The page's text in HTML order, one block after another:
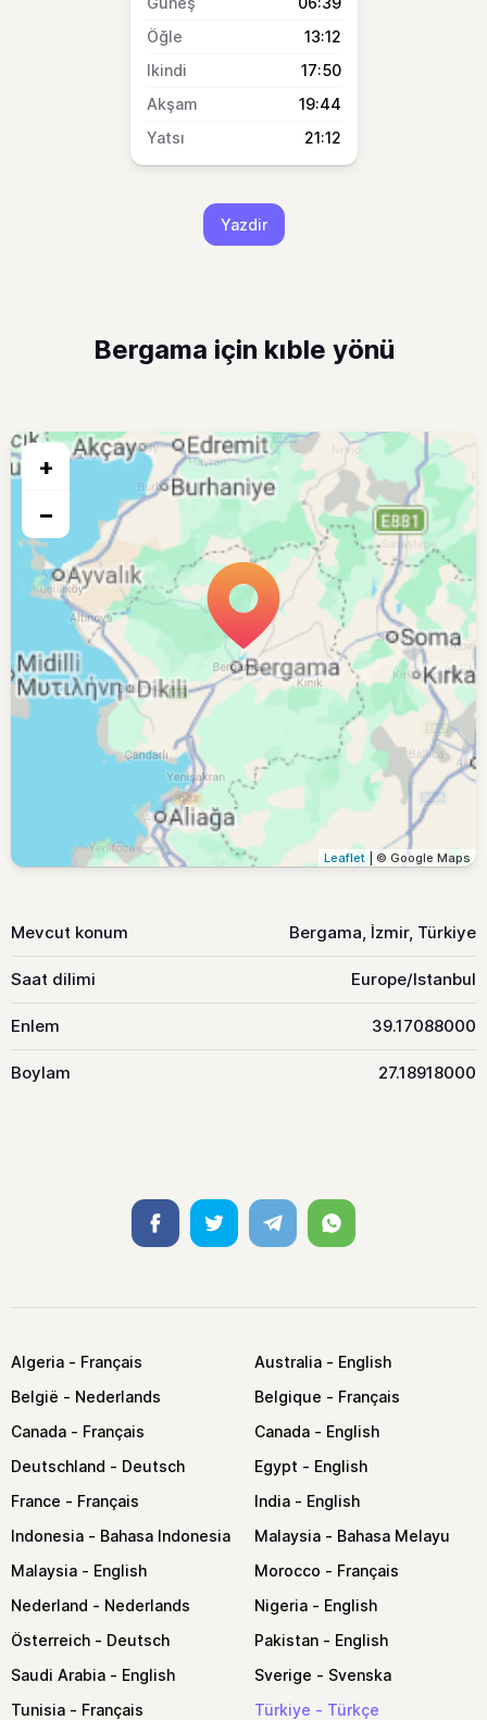
13:12
17:50
19:44
21:12
Yazdir
Bergama için kıble yönü
+
−
Leaflet | © Google Maps
Mevcut konum Bergama, İzmir, Türkiye
Saat dilimi Europe/Istanbul
Enlem 39.17088000
Boylam 27.18918000
FacebookTwitter TelegramWhatsapp
Algeria
Australia
België
Belgique
Canada
Canada
Deutschland
Egypt
France
India
Indonesia
Malaysia
Malaysia
Morocco
Nederland
Nigeria
Österreich
Pakistan
Saudi Arabia
Sverige
Tunisia
Türkiye